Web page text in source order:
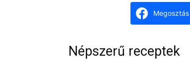
Népszerű receptek